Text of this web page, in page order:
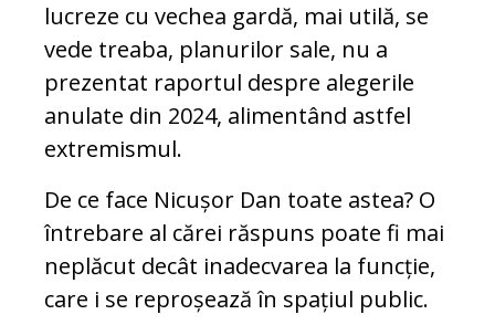
lucreze cu vechea gardă, mai utilă, se
vede treaba, planurilor sale, nu a
prezentat raportul despre alegerile
anulate din 2024, alimentând astfel
extremismul.
De ce face Nicușor Dan toate astea? O
întrebare al cărei răspuns poate fi mai
neplăcut decât inadecvarea la funcție,
care i se reproșează în spațiul public.